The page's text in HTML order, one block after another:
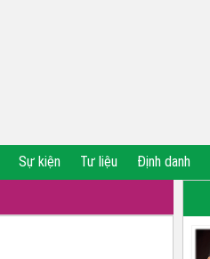
Sự kiện Tư liệu Định danh